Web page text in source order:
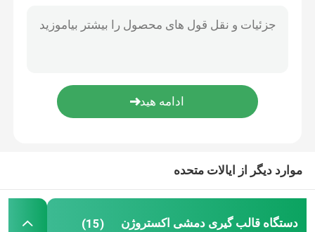
ماشین کمکی پلاستیک
ماشین قالب گیری دمشی تمام الکتریک
موارد دیگر از ایالات متحده
دستگاه قالب گیری دمشی اکستروژن (15)